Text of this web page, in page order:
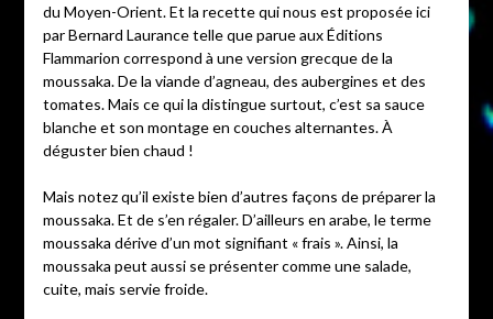
du Moyen-Orient. Et la recette qui nous est proposée ici
par Bernard Laurance telle que parue aux Éditions
Flammarion correspond à une version grecque de la
moussaka. De la viande d’agneau, des aubergines et des
tomates. Mais ce qui la distingue surtout, c’est sa sauce
blanche et son montage en couches alternantes. À
déguster bien chaud !
Mais notez qu’il existe bien d’autres façons de préparer la
moussaka. Et de s’en régaler. D’ailleurs en arabe, le terme
moussaka dérive d’un mot signifiant « frais ». Ainsi, la
moussaka peut aussi se présenter comme une salade,
cuite, mais servie froide.